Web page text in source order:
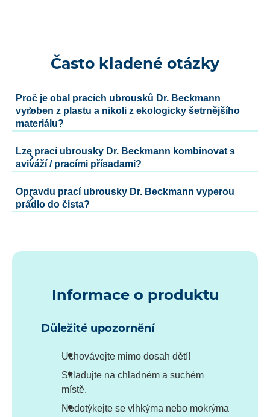
Často kladené otázky
Proč je obal pracích ubrousků Dr. Beckmann
vyroben z plastu a nikoli z ekologicky šetrnějšího
materiálu?
Lze prací ubrousky Dr. Beckmann kombinovat s
aviváží / pracími přísadami?
Opravdu prací ubrousky Dr. Beckmann vyperou
prádlo do čista?
Informace o produktu
Důležité upozornění
Uchovávejte mimo dosah dětí!
Skladujte na chladném a suchém
místě.
Nedotýkejte se vlhkýma nebo mokrýma